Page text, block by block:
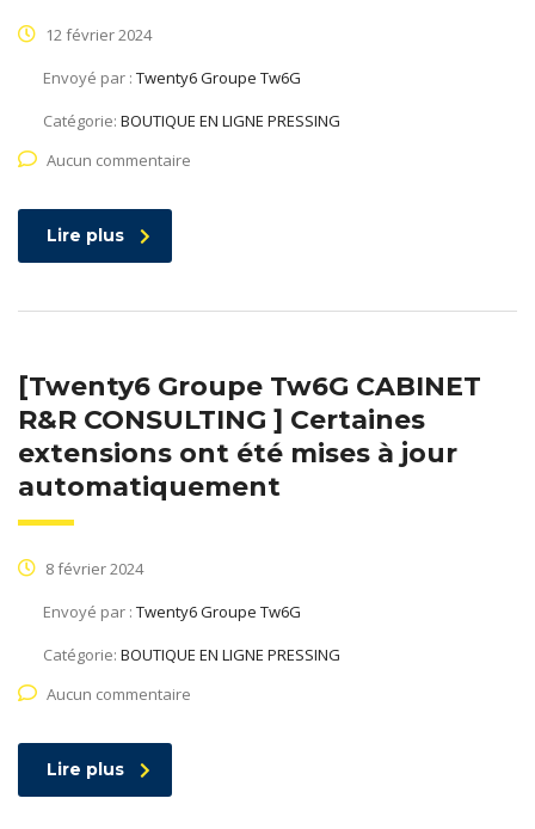
12 février 2024
Envoyé par : Twenty6 Groupe Tw6G
Catégorie: BOUTIQUE EN LIGNE PRESSING
Aucun commentaire
Lire plus
[Twenty6 Groupe Tw6G CABINET
R&R CONSULTING ] Certaines
extensions ont été mises à jour
automatiquement
8 février 2024
Envoyé par : Twenty6 Groupe Tw6G
Catégorie: BOUTIQUE EN LIGNE PRESSING
Aucun commentaire
Lire plus